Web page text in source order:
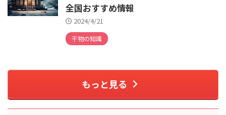
全国おすすめ情報
2024/4/21
干物の知識
もっと見る